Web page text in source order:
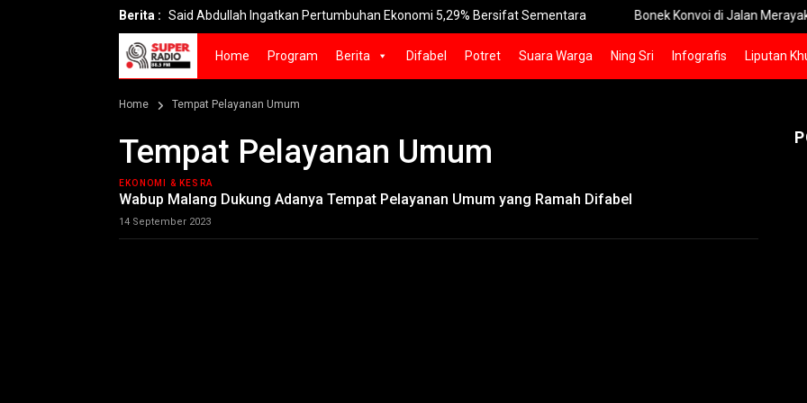
Berita :
Said Abdullah Ingatkan Pertumbuhan Ekonomi 5,29% Bersifat Sementara Bonek Konvoi di Jalan Merayakan
Home Program Berita Difabel Potret Suara Warga Ning Sri Infografis Liputan
Home Tempat Pelayanan Umum
Tempat Pelayanan Umum
EKONOMI & KESRA
Wabup Malang Dukung Adanya Tempat Pelayanan Umum yang Ramah Difabel
14 September 2023